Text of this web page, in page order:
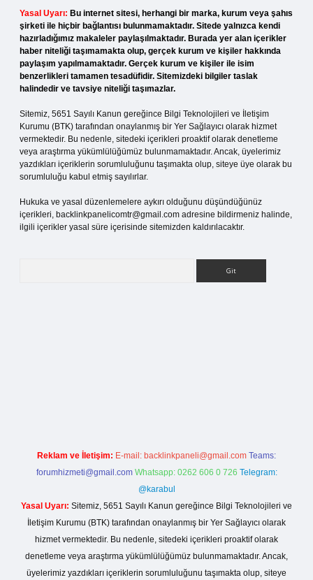
Yasal Uyarı: Bu internet sitesi, herhangi bir marka, kurum veya şahıs
şirketi ile hiçbir bağlantısı bulunmamaktadır. Sitede yalnızca kendi
hazırladığımız makaleler paylaşılmaktadır. Burada yer alan içerikler
haber niteliği taşımamakta olup, gerçek kurum ve kişiler hakkında
paylaşım yapılmamaktadır. Gerçek kurum ve kişiler ile isim
benzerlikleri tamamen tesadüfidir. Sitemizdeki bilgiler taslak
halindedir ve tavsiye niteliği taşımazlar.
Sitemiz, 5651 Sayılı Kanun gereğince Bilgi Teknolojileri ve İletişim
Kurumu (BTK) tarafından onaylanmış bir Yer Sağlayıcı olarak hizmet
vermektedir. Bu nedenle, sitedeki içerikleri proaktif olarak denetleme
veya araştırma yükümlülüğümüz bulunmamaktadır. Ancak, üyelerimiz
yazdıkları içeriklerin sorumluluğunu taşımakta olup, siteye üye olarak bu
sorumluluğu kabul etmiş sayılırlar.
Hukuka ve yasal düzenlemelere aykırı olduğunu düşündüğünüz
içerikleri, backlinkpanelicomtr@gmail.com adresine bildirmeniz halinde,
ilgili içerikler yasal süre içerisinde sitemizden kaldırılacaktır.
Reklam ve İletişim: E-mail: backlinkpaneli@gmail.com Teams:
forumhizmeti@gmail.com Whatsapp: 0262 606 0 726 Telegram:
@karabul
Yasal Uyarı: Sitemiz, 5651 Sayılı Kanun gereğince Bilgi Teknolojileri ve
İletişim Kurumu (BTK) tarafından onaylanmış bir Yer Sağlayıcı olarak
hizmet vermektedir. Bu nedenle, sitedeki içerikleri proaktif olarak
denetleme veya araştırma yükümlülüğümüz bulunmamaktadır. Ancak,
üyelerimiz yazdıkları içeriklerin sorumluluğunu taşımakta olup, siteye